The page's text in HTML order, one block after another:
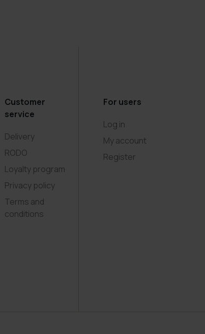
Customer
service
Delivery
RODO
Loyalty program
Privacy policy
Terms and
conditions
For users
Log in
My account
Register